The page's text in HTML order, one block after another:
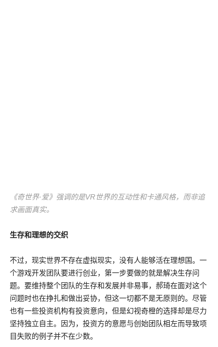
《奇世界·爱》强调的是VR世界的互动性和卡通风格，而非追
求画面真实。
生存和理想的交织
不过，现实世界不存在虚拟现实，没有人能够活在理想国。一
个游戏开发团队要进行创业，第一步要做的就是解决生存问
题。要维持整个团队的生存和发展并非易事，郝琦在面对这个
问题时也在挣扎和做出妥协，但这一切都不是无原则的。尽管
也有一些投资机构有投资意向，但是幻视奇橙的选择却是尽力
坚持独立自主。因为，投资方的意愿与创始团队相左而导致项
目失败的例子并不在少数。